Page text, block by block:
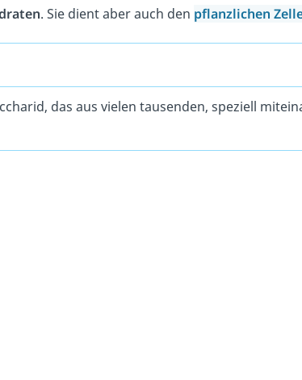
. Sie dient aber auch den pflanzlichen
das aus vielen tausenden, speziell